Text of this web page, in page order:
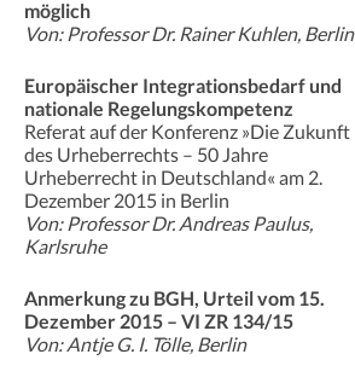
möglich
Von: Professor Dr. Rainer Kuhlen, Berlin
Europäischer Integrationsbedarf und
nationale Regelungskompetenz
Referat auf der Konferenz »Die Zukunft
des Urheberrechts – 50 Jahre
Urheberrecht in Deutschland« am 2.
Dezember 2015 in Berlin
Von: Professor Dr. Andreas Paulus,
Karlsruhe
Anmerkung zu BGH, Urteil vom 15.
Dezember 2015 – VI ZR 134/15
Von: Antje G. I. Tölle, Berlin